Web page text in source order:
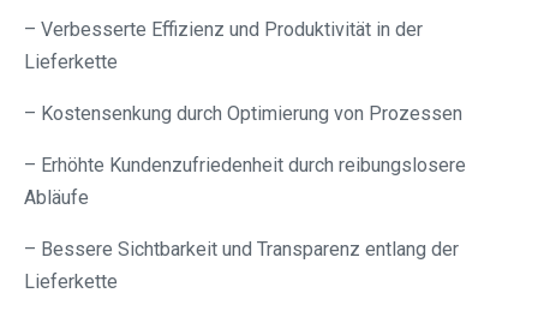
– Verbesserte Effizienz und Produktivität in der
Lieferkette
– Kostensenkung durch Optimierung von Prozessen
– Erhöhte Kundenzufriedenheit durch reibungslosere
Abläufe
– Bessere Sichtbarkeit und Transparenz entlang der
Lieferkette